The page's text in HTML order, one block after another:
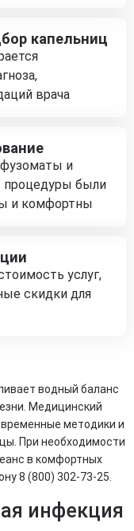
капельниц
врача
и
процедуры были
и комфортны
услуг,
скидки для
водный баланс
Медицинский
методики и
При необходимости
в комфортных
8 (800) 302-73-25.
инфекция